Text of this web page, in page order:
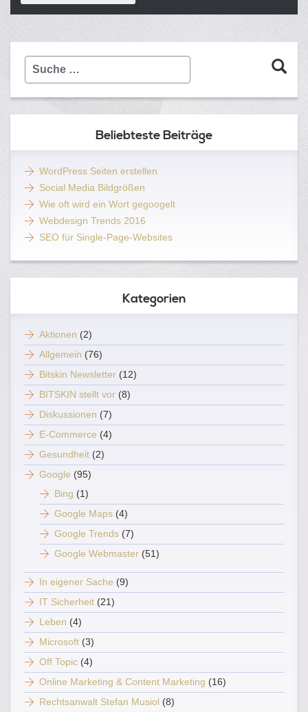
Suche
Beliebteste Beiträge
WordPress Seiten erstellen
Social Media Bildgrößen
Wie oft wird ein Wort gegoogelt
Webdesign Trends 2016
SEO für Single-Page-Websites
Kategorien
Aktionen (2)
Allgemein (76)
Bitskin Newsletter (12)
BITSKIN stellt vor (8)
Diskussionen (7)
E-Commerce (4)
Gesundheit (2)
Google (95)
Bing (1)
Google Maps (4)
Google Trends (7)
Google Webmaster (51)
In eigener Sache (9)
IT Sicherheit (21)
Leben (4)
Microsoft (3)
Off Topic (4)
Online Marketing & Content Marketing (16)
Rechtsanwalt Stefan Musiol (8)